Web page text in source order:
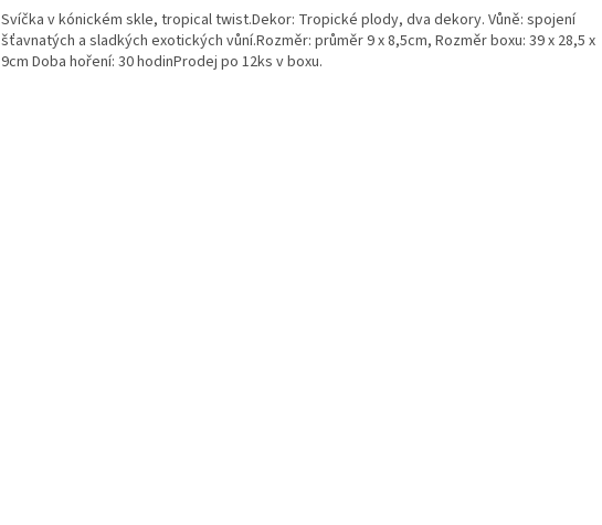
Svíčka v kónickém skle, tropical twist.Dekor: Tropické plody, dva dekory. Vůně: spojení
šťavnatých a sladkých exotických vůní.Rozměr: průměr 9 x 8,5cm, Rozměr boxu: 39 x 28,5 x
9cm Doba hoření: 30 hodinProdej po 12ks v boxu.